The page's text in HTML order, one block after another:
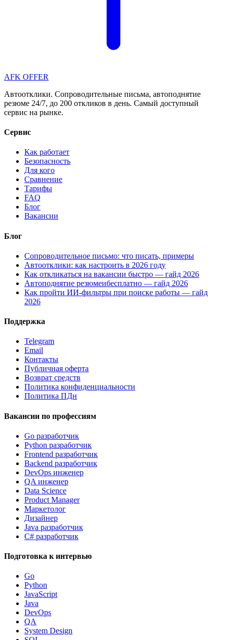
AFK OFFER
Автоотклики. Сопроводительные письма, автоподнятие
резюме 24/7, до 200 откликов в день. Самый доступный
сервис на рынке.
Сервис
Как работает
Безопасность
Для кого
Сравнение
Тарифы
FAQ
Блог
Вакансии
Блог
Сопроводительное письмо: что писать, примеры
Автоотклики: как настроить в 2026 году
Как откликаться на вакансии быстро — гайд 2026
Автоподнятие резюмеибесплатно — гайд 2026
Как пройти ИИ-фильтры при поиске работы — гайд
2026
Поддержка
Telegram
Email
Контакты
Публичная оферта
Возврат средств
Политика конфиденциальности
Политика ПДн
Вакансии по профессиям
Go разработчик
Python разработчик
Frontend разработчик
Backend разработчик
DevOps инженер
QA инженер
Data Science
Product Manager
Маркетолог
Дизайнер
Java разработчик
C# разработчик
Подготовка к интервью
Go
Python
JavaScript
Java
DevOps
QA
System Design